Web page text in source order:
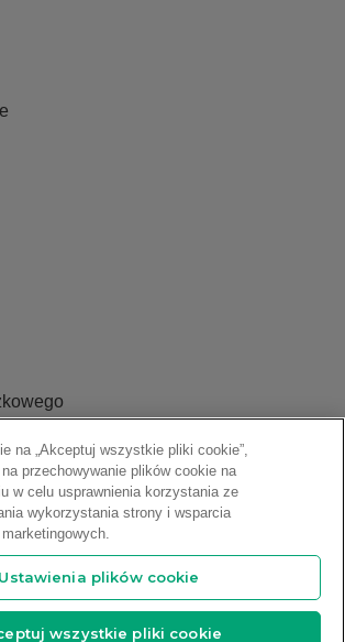
cookie
Legimi S.A. Wszelkie prawa zastrzeżone.
na „Akceptuj wszystkie pliki cookie”,
przechowywanie plików cookie na
w celu usprawnienia korzystania ze
wykorzystania strony i wsparcia
Ustawienia plików cookie
wszystkie pliki cookie